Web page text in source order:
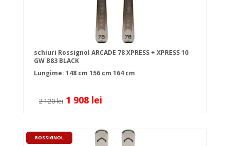
schiuri Rossignol ARCADE 78 XPRESS + XPRESS 10
GW B83 BLACK
Lungime: 148 cm 156 cm 164 cm
2 120 lei 1 908 lei
ROSSIGNOL